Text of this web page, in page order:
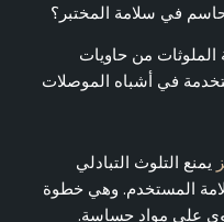
في سلامة المختبر؟
الملوثات من حاويات
في أشباه الموصلات
يمنع التلوث التبادلي
المستخدم. وهي خطوة
على مواد حساسة.